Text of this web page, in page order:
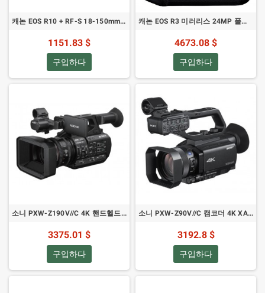
캐논 EOS R10 + RF-S 18-150mm F3.5-6.3
1151.83 $
구입하다
캐논 EOS R3 미러리스 24MP 풀프레임
4673.08 $
구입하다
소니 PXW-Z190V//C 4K 핸드헬드 캠코더
3375.01 $
구입하다
소니 PXW-Z90V//C 캠코더 4K XAVC
3192.8 $
구입하다